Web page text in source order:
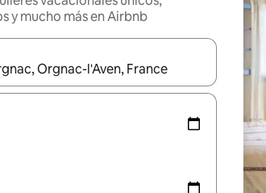
y mucho más en Airbnb
resultados estén disponibles, navega con las